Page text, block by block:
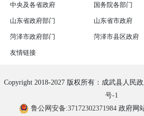
中央及各省政府 国务院各部门
山东省政府部门 山东省市政府
菏泽市政府部门 菏泽市县区政府
友情链接
Copyright 2018-2027 版权所有：成武县人民
号-1
鲁公网安备:37172302371984 政府网